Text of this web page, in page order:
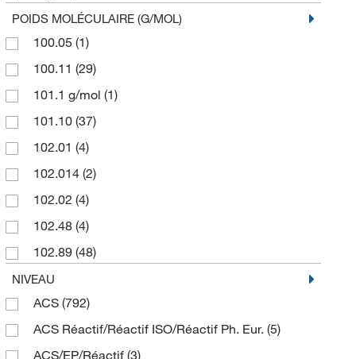
Thermo Fisher Scientific(16)
Thermo Scientific Chemicals
1 gL(1)
1 kg(367)
1 lb.(1)
1 mL (2)
1 mg(1)
1.9 L(3)
10 L(60)
10 g(84)
10 kg(94)
10 lb.(1)
10 mL
10 mg(1)
10,000 g(12)
POIDS MOLÉCULAIRE (G/MOL)
100.05 (1)
100.11 (29)
101.1 g/mol (1)
101.10 (37)
102.01 (4)
102.014 (2)
102.02 (4)
102.48 (4)
102.89 (48)
103.05
103.926(1)
1034.71(2)
NIVEAU
ACS (792)
ACS Réactif/Réactif ISO/Réactif Ph. Eur. (5)
ACS/EP/Réactif (3)